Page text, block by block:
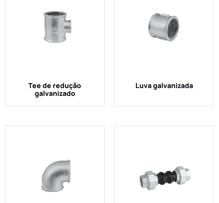
Tee de redução
galvanizado
Luva galvanizada